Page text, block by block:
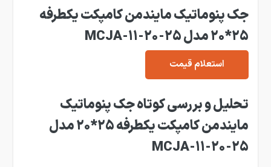
جک پنوماتیک مایندمن کامپکت یکطرفه
25*20 مدل MCJA-11-20-25
استعلام قیمت
تحلیل و بررسی کوتاه جک پنوماتیک
مایندمن کامپکت یکطرفه 25*20 مدل
MCJA-11-20-25